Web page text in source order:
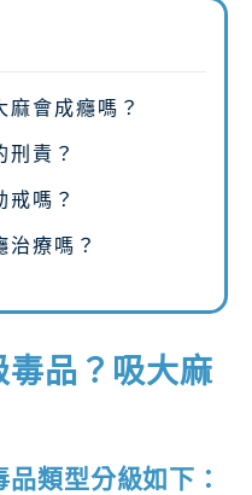
會成癮嗎？
刑責？
戒嗎？
治療嗎？
品？吸大麻
類型分級如下：